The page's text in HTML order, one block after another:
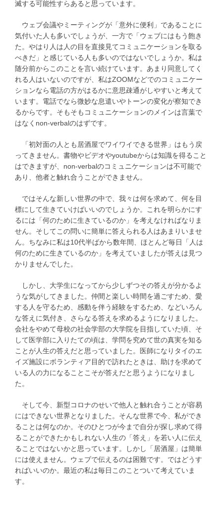
滅する可能性すらあると思っています。
ウェブ会議やミーティングが「意外に便利」であることに
気付いた人も多いでしょうが、一方で「ウェブにはもう飽き
た。やはり人は人の目を直接見てコミュニケーションを取る
べきだ」と感じている人も多いのではないでしょうか。私は
随分前からこのことを言い続けています。あまり同意してく
れる人はいないのですが、私はZOOMなどでのコミュニケー
ションなら電話の方がはるかに意思疎通がしやすいと考えて
います。電話でなら微妙な息遣いやトーンの変化が察知でき
るからです。そもそもコミュニケーションのメインは言葉で
はなくnon-verbalのはずです。
「初対面の人とも居酒屋でワイワイできる世界」はもう戻
ってきません。書物やビデオやyoutubeからは知識を得ること
はできますが、non-verbalのコミュニケーションは不可能で
あり、他者と触れ合うことができません。
ではそんな新しい世界の中で、我々は何を求めて、何を目
標にして生きていけばいいのでしょうか。これを明らかにす
るには「何のために生きているのか」を考えなければなりま
せん。そしてこの問いに簡単に答えられる人はあまりいませ
ん。ちなみに私は10代半ばから数年間、ほとんど毎日「人は
何のために生きているのか」を考えていましたが答えは見つ
かりませんでした。
しかし、大学生になってから少しずつその答えが分かるよ
うな気がしてきました。仲間と楽しい時間を過ごすため、愛
する人を守るため、感動を伴う経験をするため、などいろん
な答えに気付き、さらなる答えを求めるようになりました。
会社をやめて母校の社会学部の大学院を目指していた頃、そ
して医学部に入りたての頃は、学問を究めて世の真実を知る
ことが人生の答えだと思っていました。医師になりタイのエ
イズ施設にボランティア目的で訪れたときは、助けを求めて
いる人の力になることこそが答えだと思うようになりまし
た。
そして今、新型コロナのせいで他人と触れ合うことが容易
にはできない世界となりました。そんな世界で今、私ができ
ることは何なのか。そのひとつが今まで自分が探し求めて得
ることができたかもしれない人生の「答え」を若い人に伝え
ることではないかと思っています。しかし「居酒屋」は簡単
には使えません。ウェブで伝えるのは困難です。ではどうす
ればいいのか。最近の私は毎日このことついて考えていま
す。